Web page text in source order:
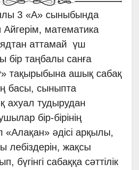
3 «А» сыныбында
математика
аттамай үш
бір таңбалы санға
тақырыбына ашық сабақ
басы, сыныпта
ахуал тудырудан
бір-бірінің
«Алақан» әдісі арқылы,
лебіздерін, жақсы
бүгінгі сабаққа сәттілік